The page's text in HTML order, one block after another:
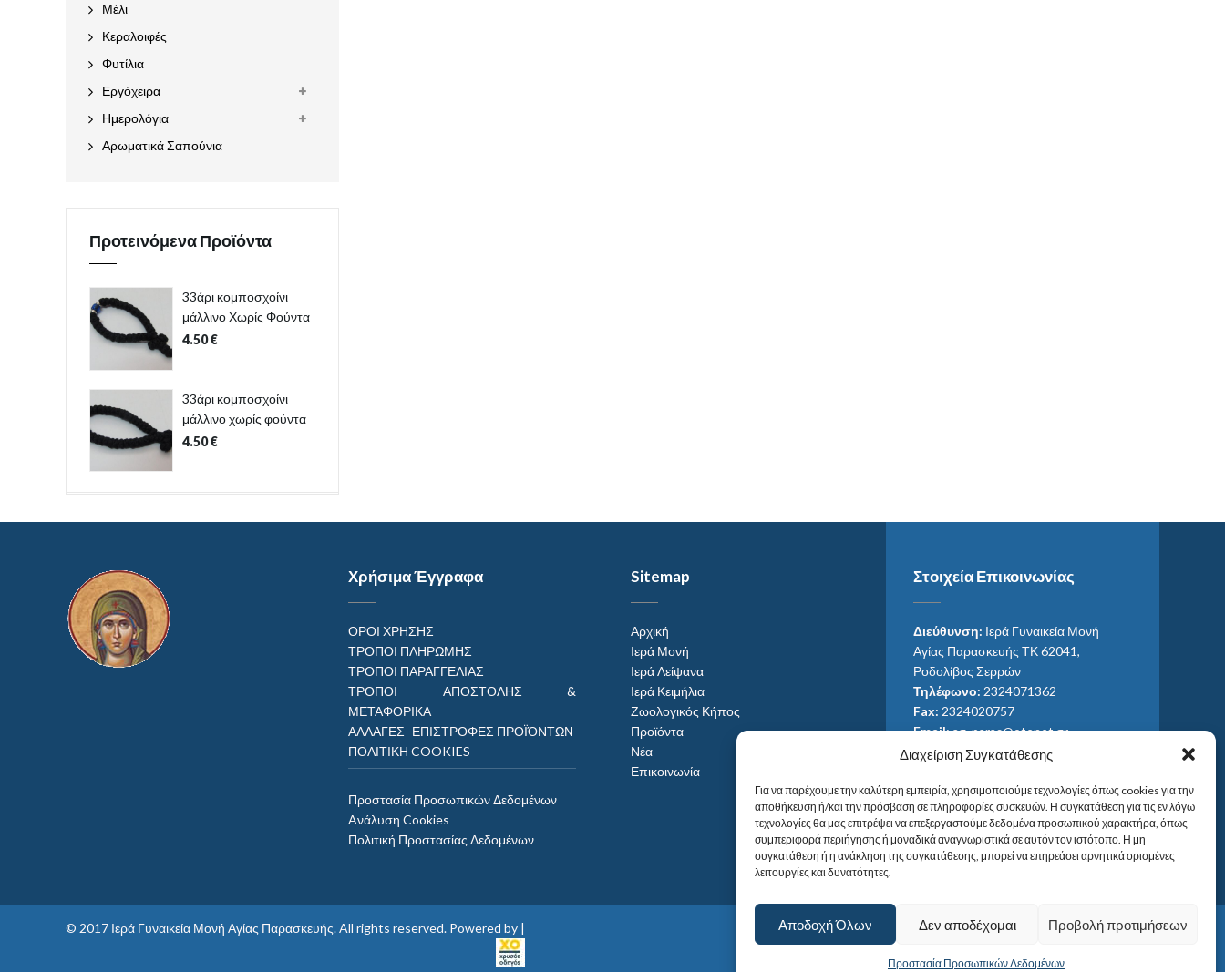
Διαχείριση Συγκατάθεσης
Για να παρέχουμε την καλύτερη εμπειρία, χρησιμοποιούμε τεχνολογίες όπως cookies για την
αποθήκευση ή/και την πρόσβαση σε πληροφορίες συσκευών. Η συγκατάθεση για τις εν λόγω
τεχνολογίες θα μας επιτρέψει να επεξεργαστούμε δεδομένα προσωπικού χαρακτήρα, όπως
συμπεριφορά περιήγησης ή μοναδικά αναγνωριστικά σε αυτόν τον ιστότοπο. Η μη
συγκατάθεση ή η ανάκληση της συγκατάθεσης, μπορεί να επηρεάσει αρνητικά ορισμένες
λειτουργίες και δυνατότητες.
Αποδοχή Όλων Δεν αποδέχομαι Προβολή προτιμήσεων
Προστασία Προσωπικών Δεδομένων
Μέλι
Κεραλοιφές
Φυτίλια
Εργόχειρα
Ημερολόγια
Αρωματικά Σαπούνια
Προτεινόμενα Προϊόντα
33άρι κομποσχοίνι
μάλλινο Χωρίς Φούντα
4.50€
33άρι κομποσχοίνι
μάλλινο χωρίς φούντα
4.50€
Χρήσιμα Έγγραφα
ΟΡΟΙ ΧΡΗΣΗΣ
ΤΡΟΠΟΙ ΠΛΗΡΩΜΗΣ
ΤΡΟΠΟΙ ΠΑΡΑΓΓΕΛΙΑΣ
ΤΡΟΠΟΙ ΑΠΟΣΤΟΛΗΣ &
ΜΕΤΑΦΟΡΙΚΑ
ΑΛΛΑΓΕΣ–ΕΠΙΣΤΡΟΦΕΣ ΠΡΟΪΌΝΤΩΝ
ΠΟΛΙΤΙΚΗ COOKIES
Προστασία Προσωπικών Δεδομένων
Aνάλυση Cookies
Πολιτική Προστασίας Δεδομένων
Sitemap
Αρχική
Ιερά Μονή
Ιερά Λείψανα
Ιερά Κειμήλια
Ζωολογικός Κήπος
Προϊόντα
Νέα
Επικοινωνία
Στοιχεία Επικοινωνίας
Διεύθυνση: Ιερά Γυναικεία Μονή
Αγίας Παρασκευής ΤΚ 62041,
Ροδολίβος Σερρών
Τηλέφωνο: 2324071362
Fax: 2324020757
Email:ag_paras@otenet.gr
Email:info@im-agparaskevis.gr
Από ανατολή έως και δύση του ηλίου.
© 2017 Ιερά Γυναικεία Μονή Αγίας Παρασκευής. All rights reserved. Powered by |